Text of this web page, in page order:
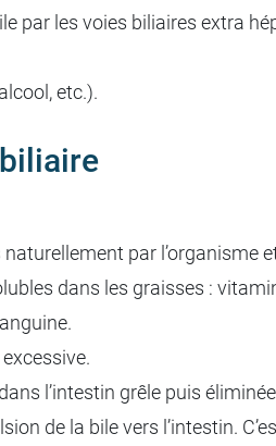
par les voies biliaires extra
etc.).
par l’organisme
dans les graisses :
l’intestin grêle puis
de la bile vers l’intestin.